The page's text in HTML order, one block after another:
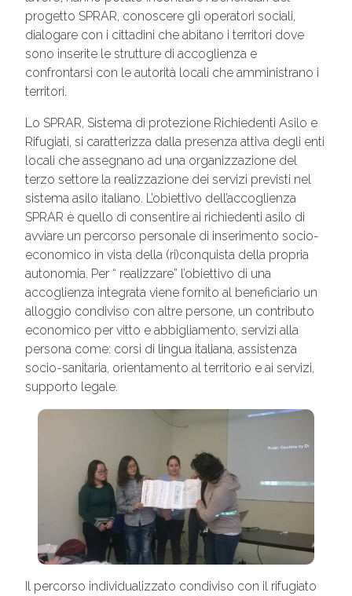
progetto SPRAR, conoscere gli operatori sociali,
dialogare con i cittadini che abitano i territori dove
sono inserite le strutture di accoglienza e
confrontarsi con le autorità locali che amministrano i
territori.
Lo SPRAR, Sistema di protezione Richiedenti Asilo e
Rifugiati, si caratterizza dalla presenza attiva degli enti
locali che assegnano ad una organizzazione del
terzo settore la realizzazione dei servizi previsti nel
sistema asilo italiano. L’obiettivo dell’accoglienza
SPRAR è quello di consentire ai richiedenti asilo di
avviare un percorso personale di inserimento socio-
economico in vista della (ri)conquista della propria
autonomia. Per “ realizzare” l’obiettivo di una
accoglienza integrata viene fornito al beneficiario un
alloggio condiviso con altre persone, un contributo
economico per vitto e abbigliamento, servizi alla
persona come: corsi di lingua italiana, assistenza
socio-sanitaria, orientamento al territorio e ai servizi,
supporto legale.
Il percorso individualizzato condiviso con il rifugiato